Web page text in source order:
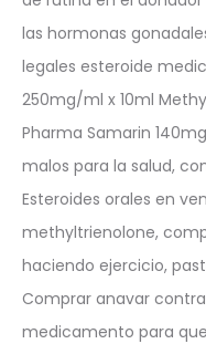
las hormonas
legales esteroide
250mg/ml x 10ml
Pharma Samarin
malos para la salud,
Esteroides orales en
methyltrienolone,
haciendo ejercicio,
Comprar anavar
medicamento para